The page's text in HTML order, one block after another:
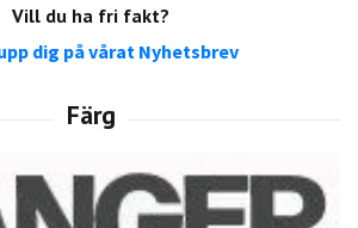
Vill du ha fri fakt?
dig på vårat Nyhetsbrev